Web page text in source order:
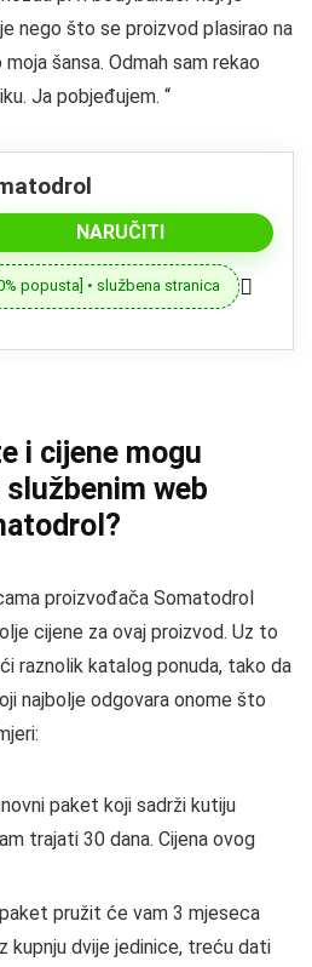
nego što se proizvod plasirao na
šansa. Odmah sam rekao
Ja pobjeđujem. “
NARUČITI
popusta] • službena stranica
i cijene mogu
web
proizvođača Somatodrol
cijene za ovaj proizvod. Uz to
raznolik katalog ponuda, tako da
najbolje odgovara onome što
paket koji sadrži kutiju
trajati 30 dana. Cijena ovog
pružit će vam 3 mjeseca
kupnju dvije jedinice, treću dati